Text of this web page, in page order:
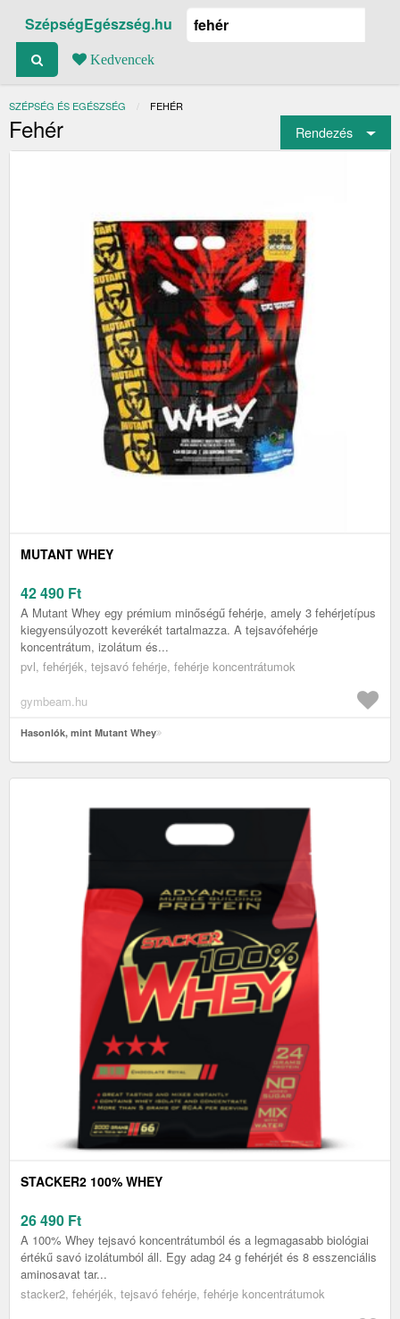
SzépségEgészség.hu
Kedvencek
SZÉPSÉG ÉS EGÉSZSÉG JELENLEGI:
FEHÉR
Fehér Rendezés
MUTANT WHEY
42 490 Ft
A Mutant Whey egy prémium minőségű fehérje, amely 3 fehérjetípus
kiegyensúlyozott keverékét tartalmazza. A tejsavófehérje
koncentrátum, izolátum és...
pvl, fehérjék, tejsavó fehérje, fehérje koncentrátumok
gymbeam.hu
Hasonlók, mint Mutant Whey
STACKER2 100% WHEY
26 490 Ft
A 100% Whey tejsavó koncentrátumból és a legmagasabb biológiai
értékű savó izolátumból áll. Egy adag 24 g fehérjét és 8 esszenciális
aminosavat tar...
stacker2, fehérjék, tejsavó fehérje, fehérje koncentrátumok